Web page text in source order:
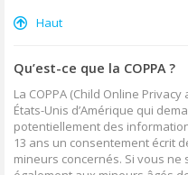
Haut
Qu’est-ce que la COPPA ?
La COPPA (Child Online
États-Unis d’Amérique qui
potentiellement des
13 ans un consentement écrit
mineurs concernés. Si vous ne